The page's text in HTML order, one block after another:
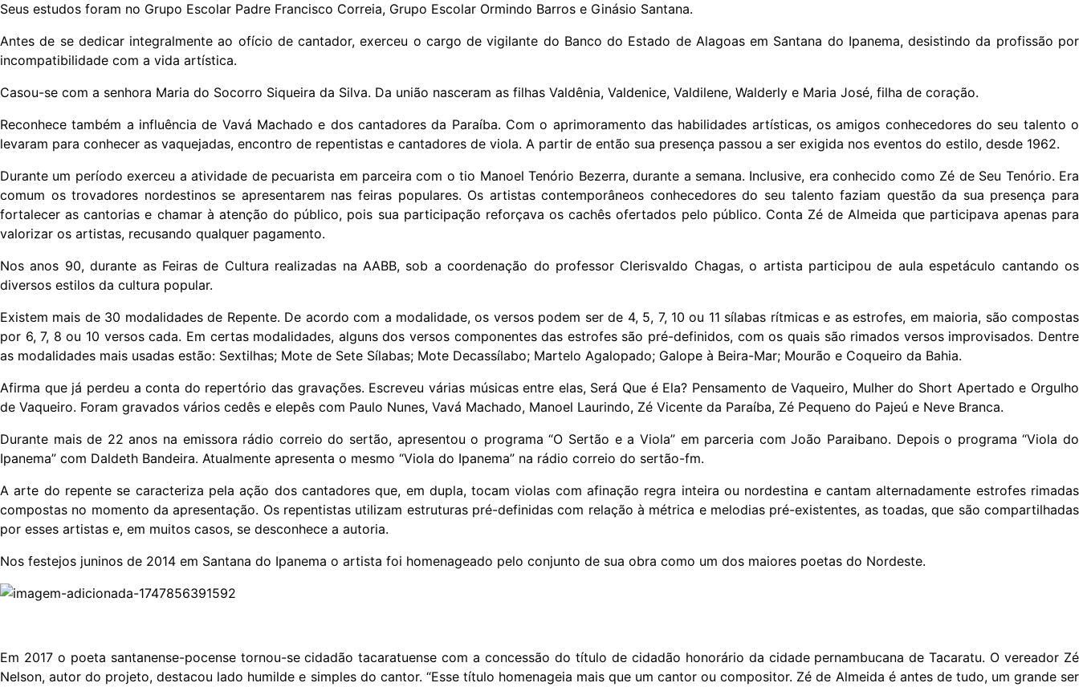
Seus estudos foram no Grupo Escolar Padre Francisco Correia, Grupo Escolar Ormindo Barros e Ginásio Santana.
Antes de se dedicar integralmente ao ofício de cantador, exerceu o cargo de vigilante do Banco do Estado de Alagoas em Santana do Ipanema, desistindo da profissão por
incompatibilidade com a vida artística.
Casou-se com a senhora Maria do Socorro Siqueira da Silva. Da união nasceram as filhas Valdênia, Valdenice, Valdilene, Walderly e Maria José, filha de coração.
Reconhece também a influência de Vavá Machado e dos cantadores da Paraíba. Com o aprimoramento das habilidades artísticas, os amigos conhecedores do seu talento o
levaram para conhecer as vaquejadas, encontro de repentistas e cantadores de viola. A partir de então sua presença passou a ser exigida nos eventos do estilo, desde 1962.
Durante um período exerceu a atividade de pecuarista em parceira com o tio Manoel Tenório Bezerra, durante a semana. Inclusive, era conhecido como Zé de Seu Tenório. Era
comum os trovadores nordestinos se apresentarem nas feiras populares. Os artistas contemporâneos conhecedores do seu talento faziam questão da sua presença para
fortalecer as cantorias e chamar à atenção do público, pois sua participação reforçava os cachês ofertados pelo público. Conta Zé de Almeida que participava apenas para
valorizar os artistas, recusando qualquer pagamento.
Nos anos 90, durante as Feiras de Cultura realizadas na AABB, sob a coordenação do professor Clerisvaldo Chagas, o artista participou de aula espetáculo cantando os
diversos estilos da cultura popular.
Existem mais de 30 modalidades de Repente. De acordo com a modalidade, os versos podem ser de 4, 5, 7, 10 ou 11 sílabas rítmicas e as estrofes, em maioria, são compostas
por 6, 7, 8 ou 10 versos cada. Em certas modalidades, alguns dos versos componentes das estrofes são pré-definidos, com os quais são rimados versos improvisados. Dentre
as modalidades mais usadas estão: Sextilhas; Mote de Sete Sílabas; Mote Decassílabo; Martelo Agalopado; Galope à Beira-Mar; Mourão e Coqueiro da Bahia.
Afirma que já perdeu a conta do repertório das gravações. Escreveu várias músicas entre elas, Será Que é Ela? Pensamento de Vaqueiro, Mulher do Short Apertado e Orgulho
de Vaqueiro. Foram gravados vários cedês e elepês com Paulo Nunes, Vavá Machado, Manoel Laurindo, Zé Vicente da Paraíba, Zé Pequeno do Pajeú e Neve Branca.
Durante mais de 22 anos na emissora rádio correio do sertão, apresentou o programa “O Sertão e a Viola” em parceria com João Paraibano. Depois o programa “Viola do
Ipanema” com Daldeth Bandeira. Atualmente apresenta o mesmo “Viola do Ipanema” na rádio correio do sertão-fm.
A arte do repente se caracteriza pela ação dos cantadores que, em dupla, tocam violas com afinação regra inteira ou nordestina e cantam alternadamente estrofes rimadas
compostas no momento da apresentação. Os repentistas utilizam estruturas pré-definidas com relação à métrica e melodias pré-existentes, as toadas, que são compartilhadas
por esses artistas e, em muitos casos, se desconhece a autoria.
Nos festejos juninos de 2014 em Santana do Ipanema o artista foi homenageado pelo conjunto de sua obra como um dos maiores poetas do Nordeste.
Em 2017 o poeta santanense-pocense tornou-se cidadão tacaratuense com a concessão do título de cidadão honorário da cidade pernambucana de Tacaratu. O vereador Zé
Nelson, autor do projeto, destacou lado humilde e simples do cantor. “Esse título homenageia mais que um cantor ou compositor. Zé de Almeida é antes de tudo, um grande ser